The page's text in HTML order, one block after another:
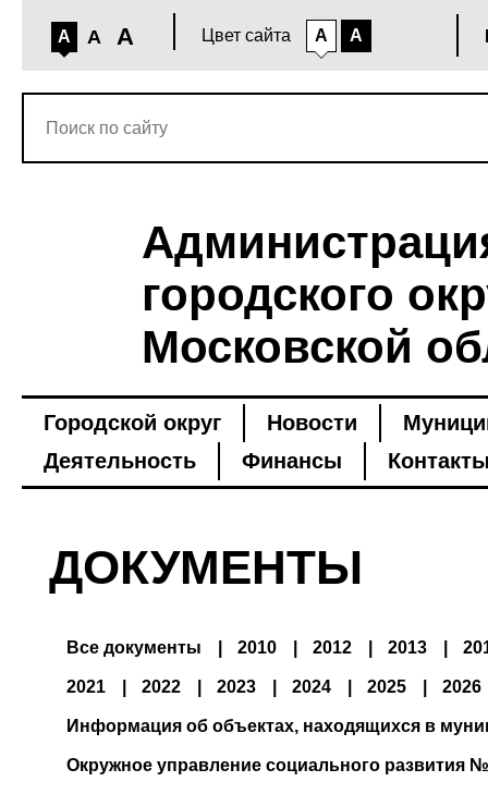
A A A Цвет сайта A A
городского
Московской
Городской округ Новости
Деятельность
Финансы
ДОКУМЕНТЫ
Все документы 2010 2012 2013
2021 2022 2023 2024 2025 2026
Информация об объектах, находящихся в
Окружное управление социального развития